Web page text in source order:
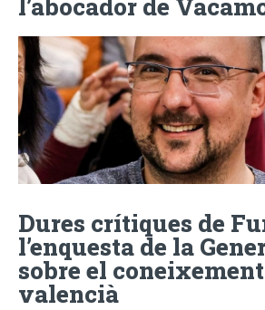
Dures crítiques de
l’enquesta de la
sobre el
valencià